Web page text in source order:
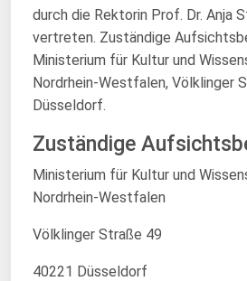
durch die Rektorin Prof. Dr. Anja
vertreten. Zuständige
Ministerium für Kultur und
Nordrhein-Westfalen, Völklinger
Düsseldorf.
Zuständige
Ministerium für Kultur und
Nordrhein-Westfalen
Völklinger Straße 49
40221 Düsseldorf